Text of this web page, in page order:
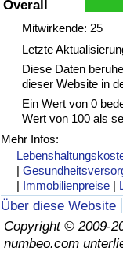
Overall
Mitwirkende: 25
Letzte
Diese Daten
dieser Website in
Ein Wert von 0
Wert von 100 als
Mehr Infos:
|
| Immobilienpreise |
Über diese Website
Copyright © 2009-
numbeo.com